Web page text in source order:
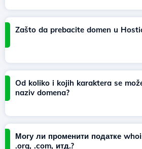
Zašto da prebacite domen u
Od koliko i kojih karaktera se
naziv domena?
Могу ли променити податке
.org, .com, итд.?